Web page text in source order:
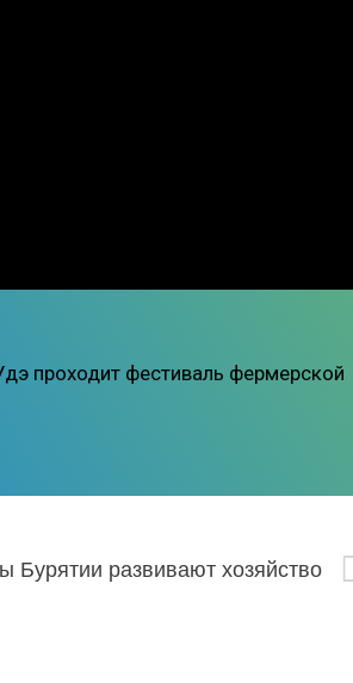
проходит фестиваль фермерской
Бурятии развивают хозяйство